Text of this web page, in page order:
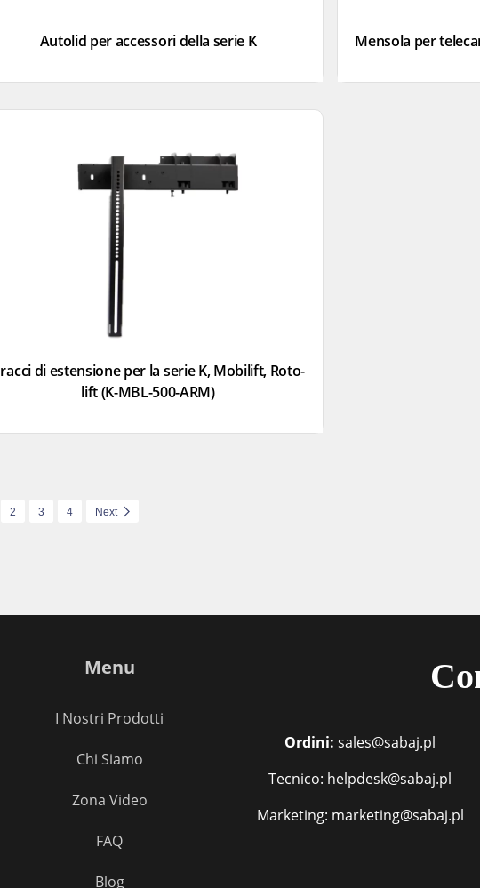
Autolid per accessori della serie K Mensola per
di estensione per la serie K, Mobilift, Roto-
lift (K-MBL-500-ARM)
2 3 4 Next
Menu
I Nostri Prodotti
Chi Siamo
Zona Video
FAQ
Blog
Ordini: sales@sabaj.pl
Tecnico: helpdesk@sabaj.pl
Marketing: marketing@sabaj.pl